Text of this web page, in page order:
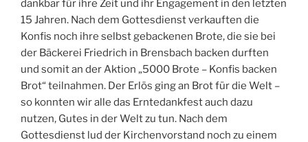
dankbar für ihre Zeit und ihr Engagement in den letzten
15 Jahren. Nach dem Gottesdienst verkauften die
Konfis noch ihre selbst gebackenen Brote, die sie bei
der Bäckerei Friedrich in Brensbach backen durften
und somit an der Aktion „5000 Brote – Konfis backen
Brot“ teilnahmen. Der Erlös ging an Brot für die Welt –
so konnten wir alle das Erntedankfest auch dazu
nutzen, Gutes in der Welt zu tun. Nach dem
Gottesdienst lud der Kirchenvorstand noch zu einem